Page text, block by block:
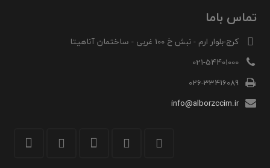
تماس باما
کرج-بلوار ارم - نبش خ 100 غربی - ساختمان آناهیتا
021-54401000
026-33416089
info@alborzccim.ir